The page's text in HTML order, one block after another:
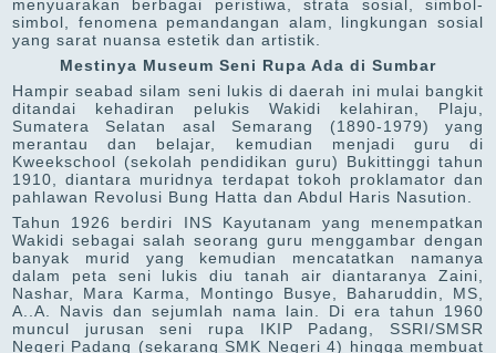
menyuarakan berbagai peristiwa, strata sosial, simbol-
simbol, fenomena pemandangan alam, lingkungan sosial
yang sarat nuansa estetik dan artistik.
Mestinya Museum Seni Rupa Ada di Sumbar
Hampir seabad silam seni lukis di daerah ini mulai bangkit
ditandai kehadiran pelukis Wakidi kelahiran, Plaju,
Sumatera Selatan asal Semarang (1890-1979) yang
merantau dan belajar, kemudian menjadi guru di
Kweekschool (sekolah pendidikan guru) Bukittinggi tahun
1910, diantara muridnya terdapat tokoh proklamator dan
pahlawan Revolusi Bung Hatta dan Abdul Haris Nasution.
Tahun 1926 berdiri INS Kayutanam yang menempatkan
Wakidi sebagai salah seorang guru menggambar dengan
banyak murid yang kemudian mencatatkan namanya
dalam peta seni lukis diu tanah air diantaranya Zaini,
Nashar, Mara Karma, Montingo Busye, Baharuddin, MS,
A..A. Navis dan sejumlah nama lain. Di era tahun 1960
muncul jurusan seni rupa IKIP Padang, SSRI/SMSR
Negeri Padang (sekarang SMK Negeri 4) hingga membuat